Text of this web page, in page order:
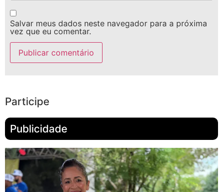
Salvar meus dados neste navegador para a próxima
vez que eu comentar.
Participe
Publicidade